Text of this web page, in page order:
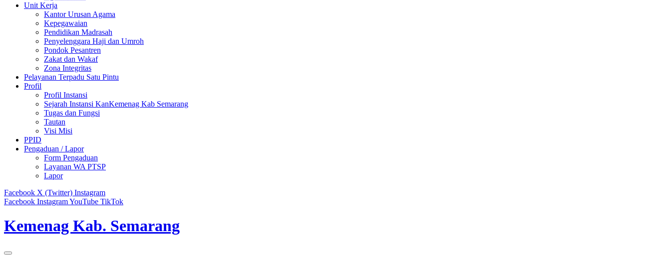
Unit Kerja
Kantor Urusan Agama
Kepegawaian
Pendidikan Madrasah
Penyelenggara Haji dan Umroh
Pondok Pesantren
Zakat dan Wakaf
Zona Integritas
Pelayanan Terpadu Satu Pintu
Profil
Profil Instansi
Sejarah Instansi KanKemenag Kab Semarang
Tugas dan Fungsi
Tautan
Visi Misi
PPID
Pengaduan / Lapor
Form Pengaduan
Layanan WA PTSP
Lapor
Facebook X (Twitter) Instagram
Facebook InstagramYouTube TikTok
Kemenag Kab. Semarang